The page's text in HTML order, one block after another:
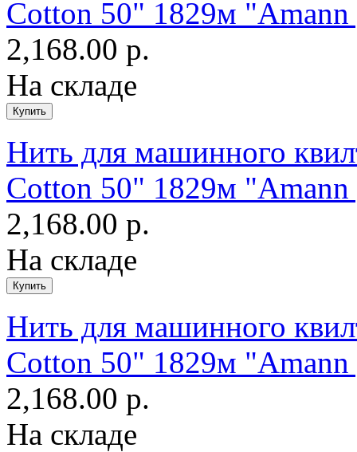
Cotton 50" 1829м
2,168.00 р.
На складе
Нить для машинного
Cotton 50" 1829м
2,168.00 р.
На складе
Нить для машинного
Cotton 50" 1829м
2,168.00 р.
На складе